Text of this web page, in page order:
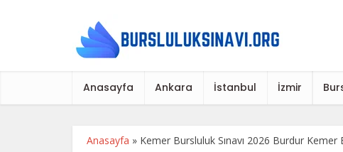
Anasayfa Ankara İstanbul İzmir
Anasayfa » Kemer Bursluluk Sınavı 2026 Burdur Kemer